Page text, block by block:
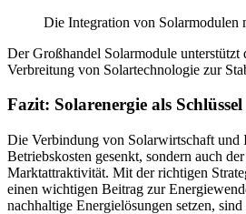
Die Integration von Solarmodulen
Der Großhandel Solarmodule
Verbreitung von Solartechnologie zur
Fazit: Solarenergie als
Die Verbindung von Solarwirtschaft und
Betriebskosten gesenkt, sondern auch
Marktattraktivität. Mit der richtigen
einen wichtigen Beitrag zur
nachhaltige Energielösungen setzen,